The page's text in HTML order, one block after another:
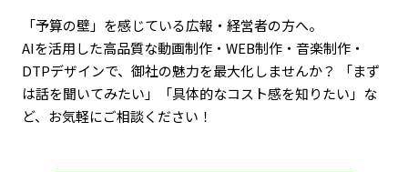
「予算の壁」を感じている広報・経営者の方へ。
AIを活用した高品質な動画制作・WEB制作・音楽制作・
DTPデザインで、御社の魅力を最大化しませんか？ 「まず
は話を聞いてみたい」「具体的なコスト感を知りたい」な
ど、お気軽にご相談ください！